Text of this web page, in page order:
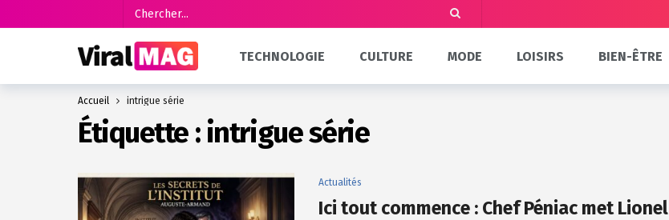
TECHNOLOGIE CULTURE MODE LOISIRS BIEN-ÊTRE
Accueil intrigue série
Étiquette : intrigue série
Actualités
Ici tout commence : Chef Péniac met Lionel